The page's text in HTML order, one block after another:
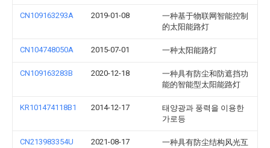
CN109163293A 2019-01-08
一种基于物联网智能控制
的太阳能路灯
CN104748050A 2015-07-01 一种太阳能路灯
CN109163283B 2020-12-18
一种具有防尘和防遮挡功
能的智能型太阳能路灯
KR101474118B1 2014-12-17
태양광과 풍력을 이용한
가로등
CN213983354U 2021-08-17
一种具有防尘结构风光互